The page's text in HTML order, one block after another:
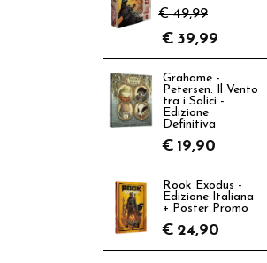
€ 49,99
€ 39,99
Grahame -
Petersen: Il Vento
tra i Salici -
Edizione
Definitiva
€ 19,90
Rook Exodus -
Edizione Italiana
+ Poster Promo
€ 24,90